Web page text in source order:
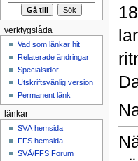
verktygslåda
Vad som länkar hit
Relaterade ändringar
Specialsidor
Utskriftsvänlig version
Permanent länk
länkar
SVÄ hemsida
FFS hemsida
SVÄ/FFS Forum